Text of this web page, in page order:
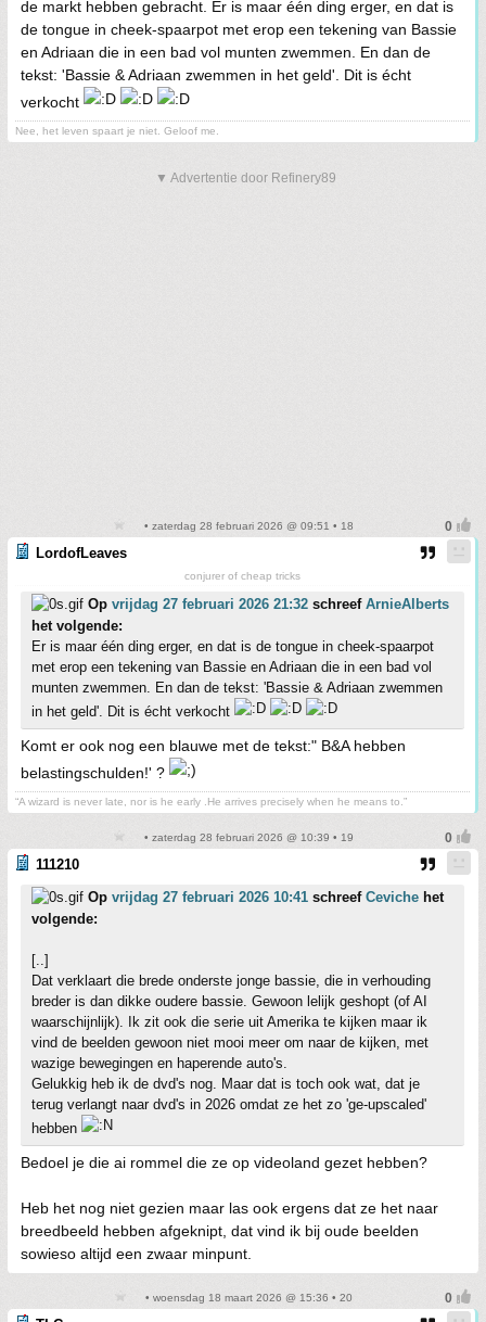
de markt hebben gebracht. Er is maar één ding erger, en dat is
de tongue in cheek-spaarpot met erop een tekening van Bassie
en Adriaan die in een bad vol munten zwemmen. En dan de
tekst: 'Bassie & Adriaan zwemmen in het geld'. Dit is écht
verkocht
Nee, het leven spaart je niet. Geloof me.
▼ Advertentie door Refinery89
• zaterdag 28 februari 2026 @ 09:51 • 18
LordofLeaves
conjurer of cheap tricks
Op vrijdag 27 februari 2026 21:32 schreef ArnieAlberts
het volgende:
Er is maar één ding erger, en dat is de tongue in cheek-spaarpot
met erop een tekening van Bassie en Adriaan die in een bad vol
munten zwemmen. En dan de tekst: 'Bassie & Adriaan zwemmen
in het geld'. Dit is écht verkocht
Komt er ook nog een blauwe met de tekst:" B&A hebben
belastingschulden!' ?
“A wizard is never late, nor is he early .He arrives precisely when he means to.”
• zaterdag 28 februari 2026 @ 10:39 • 19
111210
Op vrijdag 27 februari 2026 10:41 schreef Ceviche het
volgende:
[..]
Dat verklaart die brede onderste jonge bassie, die in verhouding
breder is dan dikke oudere bassie. Gewoon lelijk geshopt (of AI
waarschijnlijk). Ik zit ook die serie uit Amerika te kijken maar ik
vind de beelden gewoon niet mooi meer om naar de kijken, met
wazige bewegingen en haperende auto's.
Gelukkig heb ik de dvd's nog. Maar dat is toch ook wat, dat je
terug verlangt naar dvd's in 2026 omdat ze het zo 'ge-upscaled'
hebben
Bedoel je die ai rommel die ze op videoland gezet hebben?
Heb het nog niet gezien maar las ook ergens dat ze het naar
breedbeeld hebben afgeknipt, dat vind ik bij oude beelden
sowieso altijd een zwaar minpunt.
• woensdag 18 maart 2026 @ 15:36 • 20